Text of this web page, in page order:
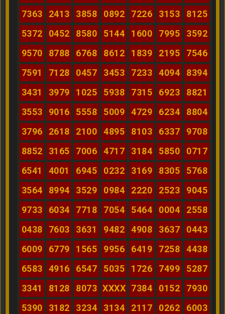
7363
2413 3858 0892 7226 3153
8125
5372
0452 8580 5144 1600 7995
3592
9570
8788 6768 8612 1839 2195
7546
7591
7128 0457 3453 7233 4094
8394
3431
3979 1025 5938 7315 6923
8821
3553
9016 5558 5009 4729 6234
8804
3796
2618 2100 4895 8103 6337
9708
8852
3165 7006 4717 3184 5850
0717
6541
4001 6945 0232 3169 8305
5768
3564
8994 3529 0984 2220 2523
9045
9733
6034 7718 7054 5464 0004
2558
0438
7603 3631 9482 4908 3637
0443
6009
6779 1565 9956 6419 7258
4438
6583
4916 6547 5035 1726 7499
5287
3341
8128 8073 XXXX 7384 0152
7930
5390
3182 3234 3134 2117 0262
6003